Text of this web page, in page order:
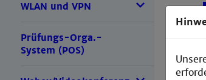
WLAN und VPN
Prüfungs-Orga.-
System (POS)